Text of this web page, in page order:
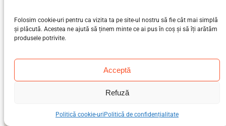
Folosim cookie-uri pentru ca vizita ta pe site-ul nostru să fie cât mai simplă
și plăcută. Acestea ne ajută să ținem minte ce ai pus în coș și să îți arătăm
produsele potrivite.
Acceptă
Refuză
Politică cookie-uri Politică de confidențialitate
nou-născut (0-12 luni)
preșcolar (3-7 ani), școlar